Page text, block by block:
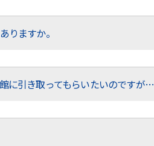
りますか。
に引き取ってもらいたいのですが…